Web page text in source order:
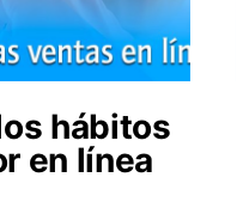
hábitos
en línea